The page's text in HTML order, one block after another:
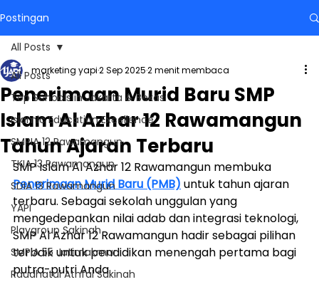
Postingan
All Posts
Top Schools in Jakarta & Bekasi
Islamic Education Excellence
SMPIA 12 Rawamangun
TKIA 13 Rawamangun
SDIA 13 Rawamangun
YAPI
Playgroup Sakinah
SMPIA 55 Jatimakmur
Raudhatul Athfal Sakinah
All Posts
Penerimaan Murid Baru SMP
Islam Al Azhar 12 Rawamangun
Tahun Ajaran Terbaru
marketing yapi2 Sep 20252 menit membaca
SMP Islam Al Azhar 12 Rawamangun membuka
Penerimaan Murid Baru (PMB) untuk tahun ajaran
terbaru. Sebagai sekolah unggulan yang
mengedepankan nilai adab dan integrasi teknologi,
SMP Al Azhar 12 Rawamangun hadir sebagai pilihan
terbaik untuk pendidikan menengah pertama bagi
putra-putri Anda.